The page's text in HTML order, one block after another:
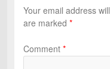
Your email address
are marked *
Comment *